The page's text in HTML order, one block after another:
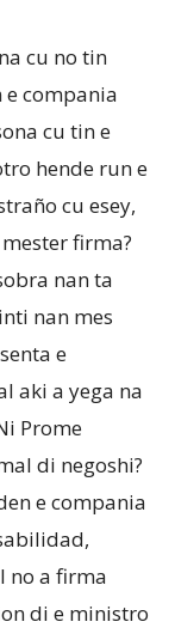
cu no tin
compania
cu tin e
hende run e
cu esey,
firma?
nan ta
nan mes
e
aki a yega na
Prome
di negoshi?
e compania
no a firma
di e ministro